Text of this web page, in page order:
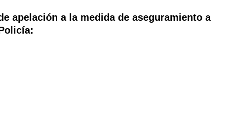
apelación a la medida de aseguramiento a